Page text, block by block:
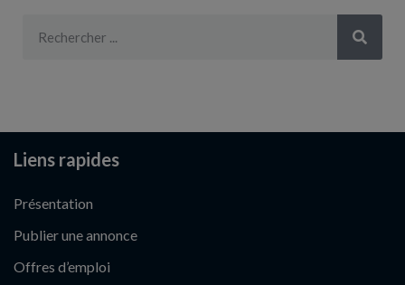
Liens rapides
Présentation
Publier une annonce
Offres d’emploi